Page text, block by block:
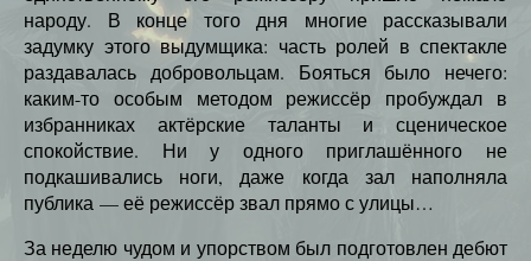
народу. В конце того дня многие рассказывали
задумку этого выдумщика: часть ролей в спектакле
раздавалась добровольцам. Бояться было нечего:
каким-то особым методом режиссёр пробуждал в
избранниках актёрские таланты и сценическое
спокойствие. Ни у одного приглашённого не
подкашивались ноги, даже когда зал наполняла
публика — её режиссёр звал прямо с улицы…
За неделю чудом и упорством был подготовлен дебют